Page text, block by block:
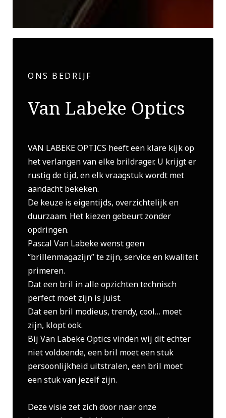
ONS BEDRIJF
Van Labeke Optics
VAN LABEKE OPTICS heeft een klare kijk op
het verlangen van elke brildrager. U krijgt er
rustig de tijd, en elk vraagstuk wordt met
aandacht bekeken.
De keuze is eigentijds, overzichtelijk en
duurzaam. Het kiezen gebeurt zonder
opdringen.
Pascal Van Labeke wenst geen
“brillenmagazijn” te zijn, service en kwaliteit
primeren.
Dat een bril in alle opzichten technisch
perfect moet zijn is juist.
Dat een bril modieus, trendy, cool… moet
zijn, klopt ook.
Bij Van Labeke Optics vinden wij dit echter
niet voldoende, een bril moet een stuk
persoonlijkheid uitstralen, een bril moet
een stuk van jezelf zijn.
Deze visie zet zich door naar onze